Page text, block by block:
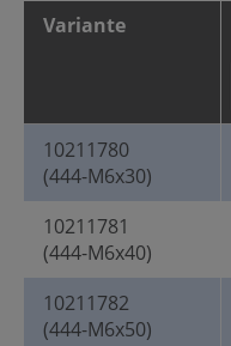
Variante
10211780
(444-M6x30)
10211781
(444-M6x40)
10211782
(444-M6x50)